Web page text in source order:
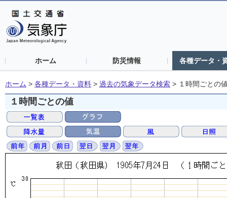
ホーム 防災情報 各種データ・
ホーム > 各種データ・資料 > 過去の気象データ検索 > １時間ごとの
１時間ごとの値